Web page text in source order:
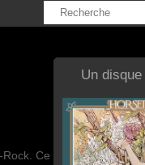
Rechercher
Ce
Un disque